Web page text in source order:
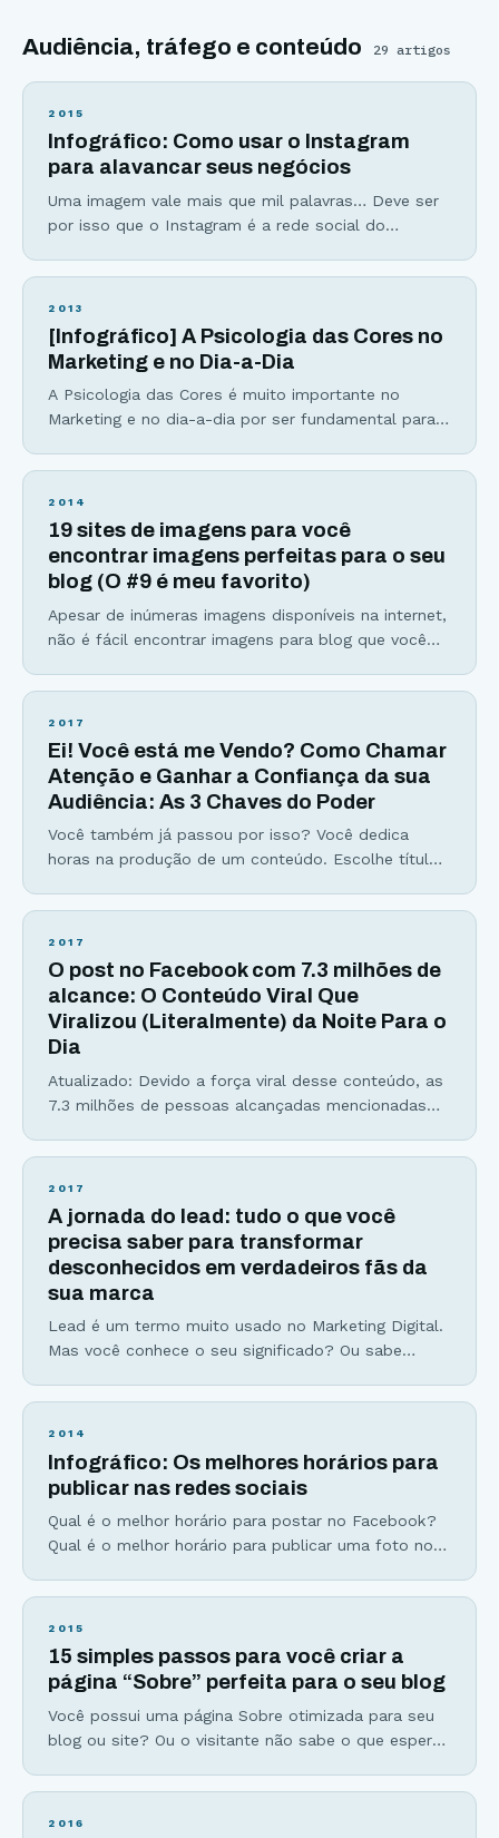
Audiência, tráfego e conteúdo 29 artigos
2015
Infográfico: Como usar o Instagram
para alavancar seus negócios
Uma imagem vale mais que mil palavras… Deve ser
por isso que o Instagram é a rede social do
completou 4 anos e, desde de seu lançamento, os
a rede social de fotos estreou na App
2013
[Infográfico] A Psicologia das Cores no
Marketing e no Dia-a-Dia
A Psicologia das Cores é muito importante no
Marketing e no dia-a-dia por ser fundamental para
podemos usar uma determinada cor para nosso
apontam que: 84,7% dos consumidores acreditam
que as cores de um produto são muito
2014
19 sites de imagens para você
encontrar imagens perfeitas para o seu
blog (O #9 é meu favorito)
Apesar de inúmeras imagens disponíveis na internet,
não é fácil encontrar imagens para blog que você
Com mais blogs e sites surgindo sobre um
uma melhor estética, tipografia, usabilidade,
posicionamento
2017
Ei! Você está me Vendo? Como Chamar
Atenção e Ganhar a Confiança da sua
Audiência: As 3 Chaves do Poder
Você também já passou por isso? Você dedica
horas na produção de um conteúdo. Escolhe título,
interessantes… Mas quando publica… A palha do
se sente até mesmo injustiçado… Eu sei como é,
pois foi exatamente
2017
O post no Facebook com 7.3 milhões de
alcance: O Conteúdo Viral Que
Viralizou (Literalmente) da Noite Para o
Dia
Atualizado: Devido a força viral desse conteúdo, as
7.3 milhões de pessoas alcançadas mencionadas
conteúdo viral não nasce do berço. Ele é
uma coisa é certa… Existem padrões e
2017
A jornada do lead: tudo o que você
precisa saber para transformar
desconhecidos em verdadeiros fãs da
sua marca
Lead é um termo muito usado no Marketing Digital.
Mas você conhece o seu significado? Ou sabe
justamente sobre isso que vamos falar no artigo de
ofertas “irresistíveis” de apartamentos
2014
Infográfico: Os melhores horários para
publicar nas redes sociais
Qual é o melhor horário para postar no Facebook?
Qual é o melhor horário para publicar uma foto no
horários para publicar no Google+, LinkedIn e
sociais, esse infográfico irá responder
2015
15 simples passos para você criar a
página “Sobre” perfeita para o seu blog
Você possui uma página Sobre otimizada para seu
blog ou site? Ou o visitante não sabe o que esperar
grupo #2 ou até esteja no grupo #1, com uma boa
2016